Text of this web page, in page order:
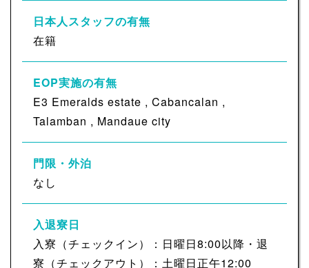
日本人スタッフの有無
在籍
EOP実施の有無
E3 Emeralds estate , Cabancalan ,
Talamban , Mandaue city
門限・外泊
なし
入退寮日
入寮（チェックイン）：日曜日8:00以降・退
寮（チェックアウト）：土曜日正午12:00